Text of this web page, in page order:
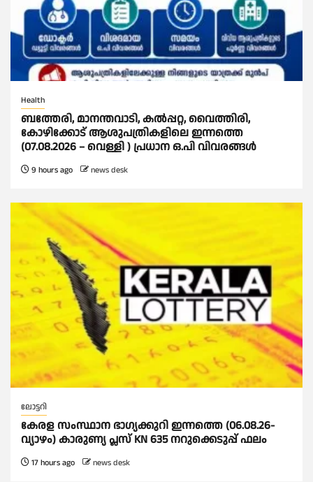
Health
ബത്തേരി, മാനന്തവാടി, കൽപ്പറ്റ, വൈത്തിരി,
കോഴിക്കോട് ആശുപത്രികളിലെ ഇന്നത്തെ
(07.08.2026 – വെള്ളി ) പ്രധാന ഒ.പി വിവരങ്ങൾ
9 hours ago news desk
ലോട്ടറി
കേരള സംസ്ഥാന ഭാഗ്യക്കുറി ഇന്നത്തെ (06.08.26-
വ്യാഴം) കാരുണ്യ പ്ലസ് KN 635 നറുക്കെടുപ്പ് ഫലം
17 hours ago news desk